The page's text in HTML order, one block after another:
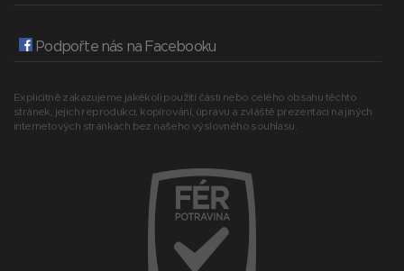
Podpořte nás na Facebooku
Explicitně zakazujeme jakékoli použití části nebo celého obsahu těchto
stránek, jejich reprodukci, kopírování, úpravu a zvláště prezentaci na jiných
internetových stránkách bez našeho výslovného souhlasu.